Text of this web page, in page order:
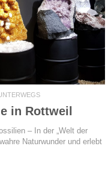
in Rottweil
– In der „Welt der
Naturwunder und erlebt